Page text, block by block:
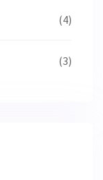
(4)
(3)